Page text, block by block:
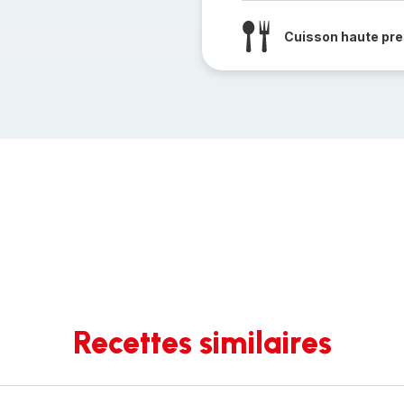
Cuisson haute
Recettes similaires